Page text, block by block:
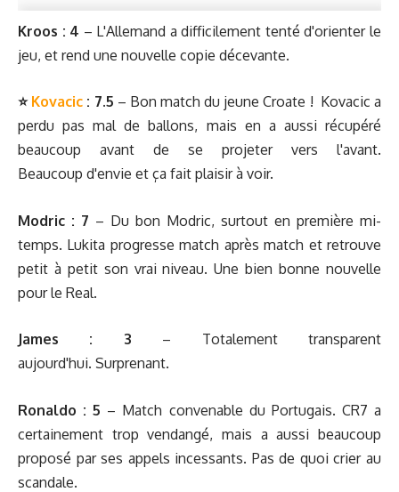
Kroos : 4 – L'Allemand a difficilement tenté d'orienter le
jeu, et rend une nouvelle copie décevante.
⭐️ Kovacic : 7.5 – Bon match du jeune Croate ! Kovacic a
perdu pas mal de ballons, mais en a aussi récupéré
beaucoup avant de se projeter vers l'avant.
Beaucoup d'envie et ça fait plaisir à voir.
Modric : 7 – Du bon Modric, surtout en première mi-
temps. Lukita progresse match après match et retrouve
petit à petit son vrai niveau. Une bien bonne nouvelle
pour le Real.
James : 3 – Totalement transparent
aujourd'hui. Surprenant.
Ronaldo : 5 – Match convenable du Portugais. CR7 a
certainement trop vendangé, mais a aussi beaucoup
proposé par ses appels incessants. Pas de quoi crier au
scandale.